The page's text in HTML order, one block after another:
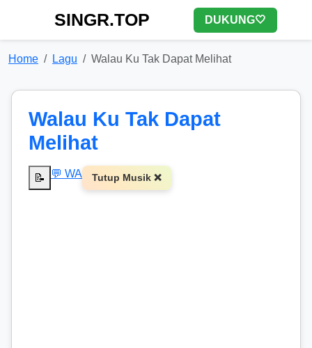
SINGR.TOP DUKUNG🤍
Home Lagu Walau Ku Tak Dapat Melihat
Walau Ku Tak Dapat
Melihat
📝 💬 WA Tutup Musik ❌